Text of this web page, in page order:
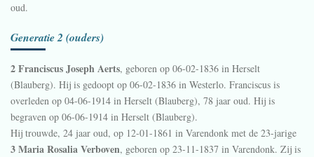
oud.
Generatie 2 (ouders)
2 Franciscus Joseph Aerts, geboren op 06-02-1836 in Herselt
(Blauberg). Hij is gedoopt op 06-02-1836 in Westerlo. Franciscus is
overleden op 04-06-1914 in Herselt (Blauberg), 78 jaar oud. Hij is
begraven op 06-06-1914 in Herselt (Blauberg).
Hij trouwde, 24 jaar oud, op 12-01-1861 in Varendonk met de 23-jarige
3 Maria Rosalia Verboven, geboren op 23-11-1837 in Varendonk. Zij is